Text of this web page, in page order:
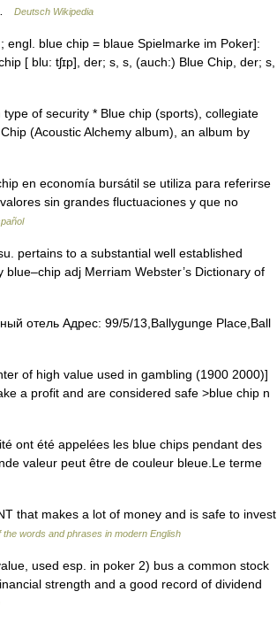
Deutsch Wikipedia
blue chip = blaue Spielmarke im Poker]:
[ blu: tʃɪp], der; s, s, (auch:) Blue Chip, der; s,
of security * Blue chip (sports), collegiate
(Acoustic Alchemy album), an album by
en economía bursátil se utiliza para referirse
sin grandes fluctuaciones y que no
pertains to a substantial well established
adj Merriam Webster’s Dictionary of
отель Адрес: 99/5/13,Ballygunge Place,Ball
of high value used in gambling (1900 2000)]
a profit and are considered safe >blue chip n
ont été appelées les blue chips pendant des
valeur peut être de couleur bleue.Le terme
that makes a lot of money and is safe to invest
the words and phrases in modern English
used esp. in poker 2) bus a common stock
strength and a good record of dividend